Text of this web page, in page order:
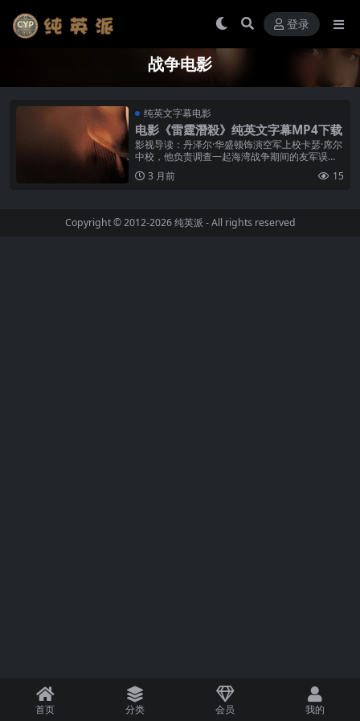
登录
战争电影
纯英文字幕电影
电影《雷霆潛殺》纯英文字幕MP4下载
影视导读：丹泽尔·华盛顿饰演空军上校卡瑟·席尔
中校，他负责调查一起海湾战争期间的友军误伤
事件——一架美国战斗机击落了一架友军救护直
升机。调查中，他发现这起事件背...
3 月前 15
Copyright © 2012-2026纯英派 - All rights reserved
首页 分类 会员 我的